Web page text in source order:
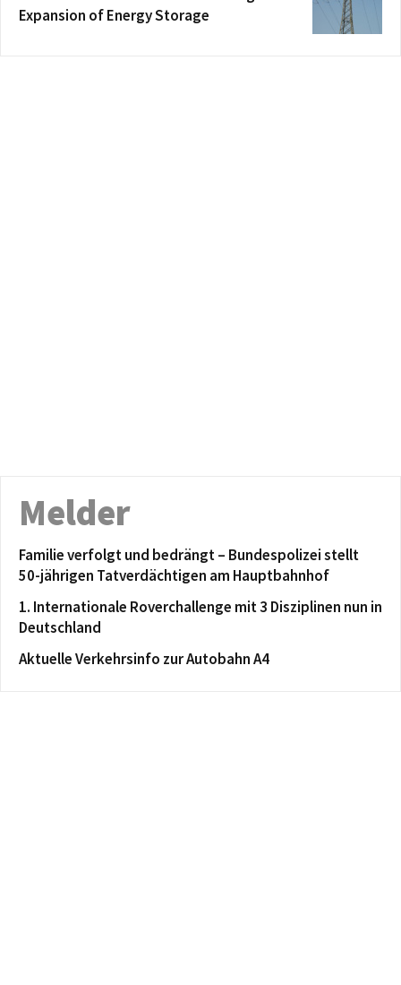
Expansion of Energy Storage
Melder
Familie verfolgt und bedrängt – Bundespolizei stellt
50-jährigen Tatverdächtigen am Hauptbahnhof
1. Internationale Roverchallenge mit 3 Disziplinen nun in
Deutschland
Aktuelle Verkehrsinfo zur Autobahn A4